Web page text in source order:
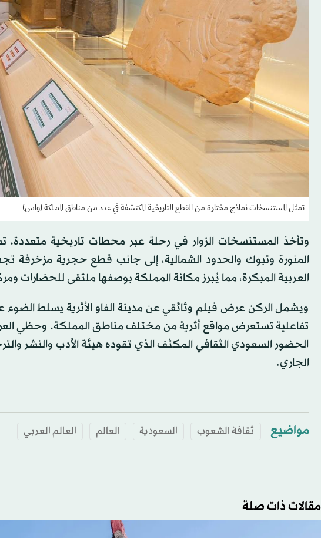
تمثل المستنسخات نماذج مختارة من القطع التاريخية المكتشفة في عدد من مناطق المملكة (واس)
وتأخذ المستنسخات الزوار في رحلة عبر محطات تاريخية متعددة،
المنورة وتبوك والحدود الشمالية، إلى جانب قطع حجرية مزخرفة
العربية المبكرة، مما يُبرز مكانة المملكة بوصفها ملتقى للحضارات
ويشمل الركن عرض فيلم وثائقي عن مدينة الفاو الأثرية يسلط الضوء
تفاعلية تستعرض مواقع أثرية من مختلف مناطق المملكة. وحظي
الحضور السعودي الثقافي المكثف الذي تقوده هيئة الأدب والنشر
الجاري.
مواضيع ثقافة الشعوب السعودية العالم العالم العربي
مقالات ذات صلة